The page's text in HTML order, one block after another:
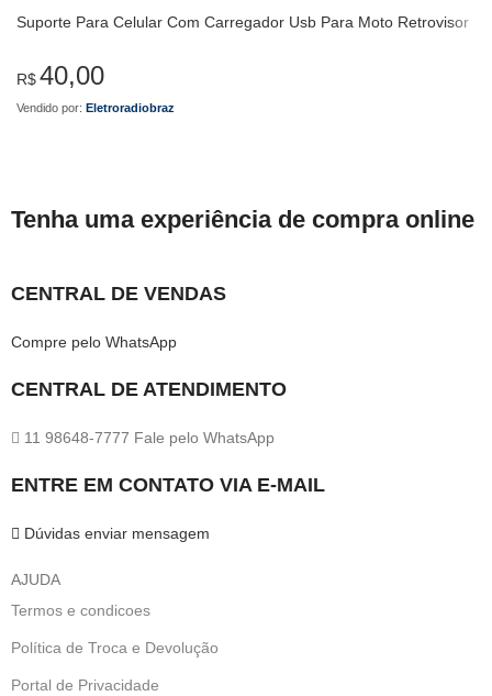
Suporte Para Celular Com Carregador Usb Para Moto Retrovisor
R$40,00
Vendido por: Eletroradiobraz
Tenha uma experiência de compra online
CENTRAL DE VENDAS
Compre pelo WhatsApp
CENTRAL DE ATENDIMENTO
11 98648-7777 Fale pelo WhatsApp
ENTRE EM CONTATO VIA E-MAIL
Dúvidas enviar mensagem
AJUDA
Termos e condicoes
Política de Troca e Devolução
Portal de Privacidade